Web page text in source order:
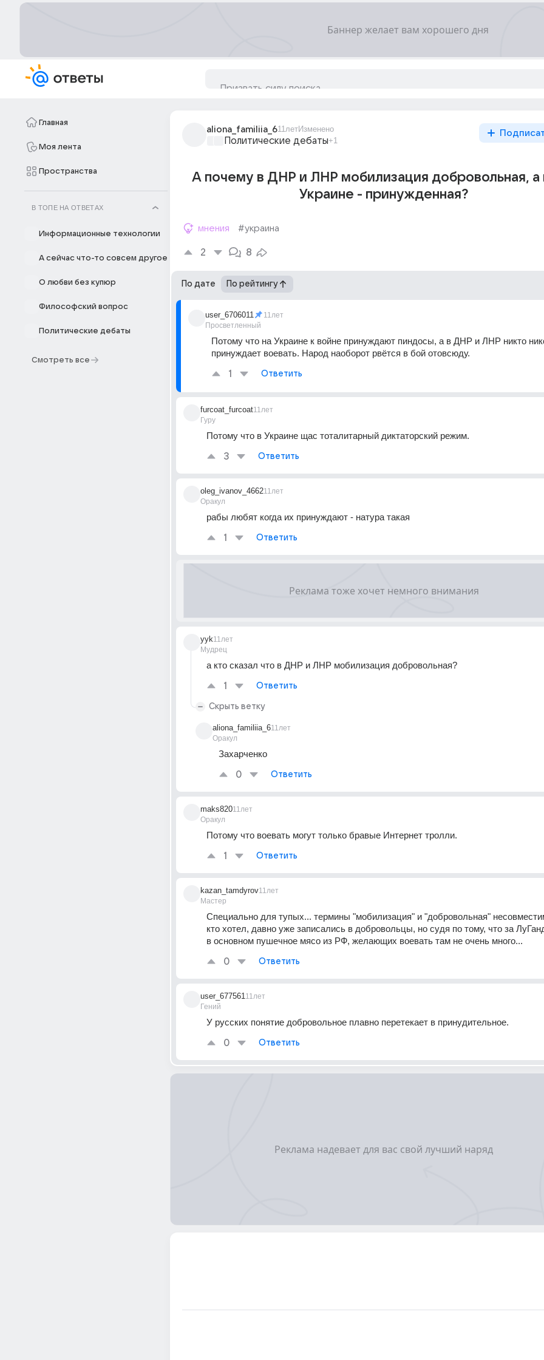
Главная
Моя лента
Пространства
В ТОПЕ НА ОТВЕТАХ
Информационные технологии
А сейчас что-то совсем другое
О любви без купюр
Философский вопрос
Политические дебаты
Смотреть все
aliona_familiia_611летИзменено
Политические дебаты+1
А почему в ДНР и ЛНР мобилизация добровольная, а
Украине - принужденная?
мнения #украина
2 8
По дате По рейтингу
user_6706011
Просветленный
11лет
Потому что на Украине к войне принуждают пиндосы, а в ДНР и ЛНР никто
принуждает воевать. Народ наоборот рвётся в бой отовсюду.
1 Ответить
furcoat_furcoat
Гуру
11лет
Потому что в Украине щас тоталитарный диктаторский режим.
3 Ответить
oleg_ivanov_4662
Оракул
11лет
рабы любят когда их принуждают - натура такая
1 Ответить
yyk
Мудрец
11лет
а кто сказал что в ДНР и ЛНР мобилизация добровольная?
1 Ответить
Скрыть ветку
aliona_familiia_6
Оракул
11лет
Захарченко
0 Ответить
maks820
Оракул
11лет
Потому что воевать могут только бравые Интернет тролли.
1 Ответить
kazan_tamdyrov
Мастер
11лет
Специально для тупых... термины "мобилизация" и "добровольная"
кто хотел, давно уже записались в добровольцы, но судя по тому, что за
в основном пушечное мясо из РФ, желающих воевать там не очень много...
0 Ответить
user_677561
Гений
11лет
У русских понятие добровольное плавно перетекает в принудительное.
0 Ответить